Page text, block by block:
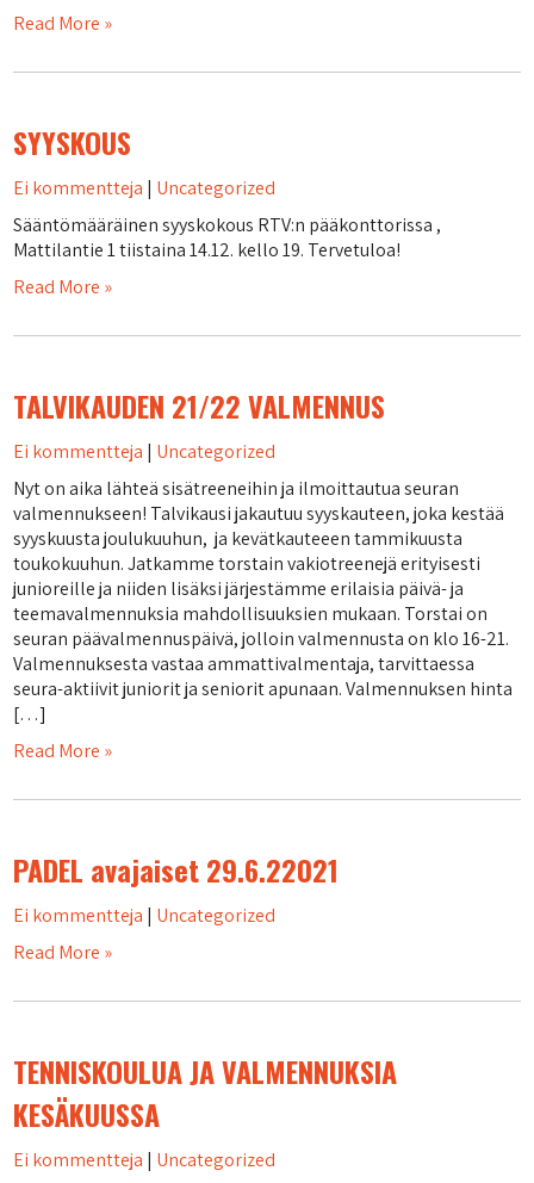
Read More »
SYYSKOUS
Ei kommentteja | Uncategorized
Sääntömääräinen syyskokous RTV:n pääkonttorissa ,
Mattilantie 1 tiistaina 14.12. kello 19. Tervetuloa!
Read More »
TALVIKAUDEN 21/22 VALMENNUS
Ei kommentteja | Uncategorized
Nyt on aika lähteä sisätreeneihin ja ilmoittautua seuran
valmennukseen! Talvikausi jakautuu syyskauteen, joka kestää
syyskuusta joulukuuhun, ja kevätkauteeen tammikuusta
toukokuuhun. Jatkamme torstain vakiotreenejä erityisesti
junioreille ja niiden lisäksi järjestämme erilaisia päivä- ja
teemavalmennuksia mahdollisuuksien mukaan. Torstai on
seuran päävalmennuspäivä, jolloin valmennusta on klo 16-21.
Valmennuksesta vastaa ammattivalmentaja, tarvittaessa
seura-aktiivit juniorit ja seniorit apunaan. Valmennuksen hinta
[…]
Read More »
PADEL avajaiset 29.6.22021
Ei kommentteja | Uncategorized
Read More »
TENNISKOULUA JA VALMENNUKSIA
KESÄKUUSSA
Ei kommentteja | Uncategorized